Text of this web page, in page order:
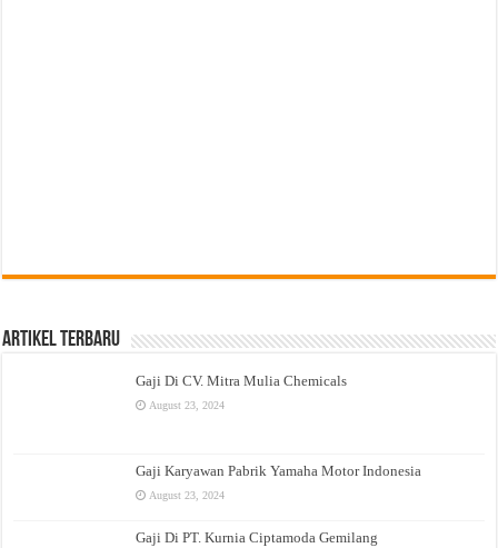
Artikel Terbaru
Gaji Di CV. Mitra Mulia Chemicals
August 23, 2024
Gaji Karyawan Pabrik Yamaha Motor Indonesia
August 23, 2024
Gaji Di PT. Kurnia Ciptamoda Gemilang